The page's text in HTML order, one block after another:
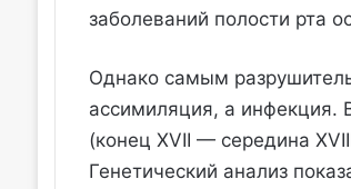
заболеваний полости рта
Однако самым
ассимиляция, а инфекция.
(конец XVII — середина
Генетический анализ